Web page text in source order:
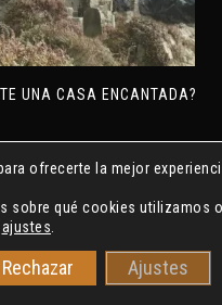
UNA CASA ENCANTADA?
ofrecerte la mejor
sobre qué cookies utilizamos o
ajustes
Rechazar Ajustes